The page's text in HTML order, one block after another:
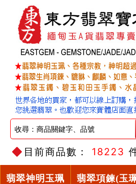
目前商品數： 18223
翡翠神明玉珮 翡翠項鍊(玉